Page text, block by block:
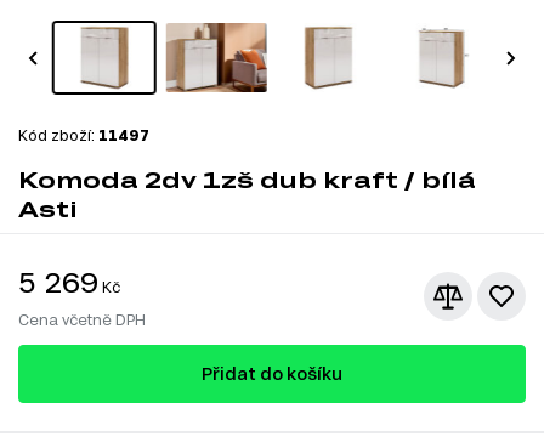
Kód zboží: 11497
Komoda 2dv 1zš dub kraft / bílá
Asti
5 269 Kč
Cena včetně DPH
Přidat do košíku